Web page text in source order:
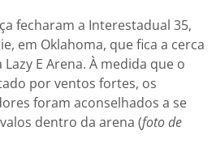
fecharam a Interestadual 35,
em Oklahoma, que fica a cerca
E Arena. À medida que o
por ventos fortes, os
foram aconselhados a se
dentro da arena (foto de